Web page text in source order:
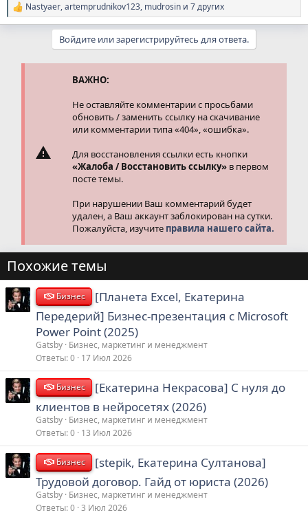
Р
е
Nastyaer,artemprudnikov123, mudrosin и 7 других
Войдите или зарегистрируйтесь для ответа.
ВАЖНО:
Не оставляйте комментарии с просьбами
обновить / заменить ссылку на скачивание
или комментарии типа «404», «ошибка».
Для восстановления ссылки есть кнопки
«Жалоба / Восстановить ссылку» в первом
посте темы.
При нарушении Ваш комментарий будет
удален, а Ваш аккаунт заблокирован на сутки.
Пожалуйста, изучите правила нашего сайта.
Похожие темы
Бизнес
[Планета Excel, Екатерина
Передерий] Бизнес-презентация с Microsoft
Power Point (2025)
Gatsby Бизнес, маркетинг и менеджмент
Ответы 0 17 Июл 2026
Бизнес
[Екатерина Некрасова] С нуля до
клиентов в нейросетях (2026)
Gatsby Бизнес, маркетинг и менеджмент
Ответы 0 13 Июл 2026
Бизнес
[stepik, Екатерина Султанова]
Трудовой договор. Гайд от юриста (2026)
Gatsby Бизнес, маркетинг и менеджмент
Ответы 0 3 Июл 2026